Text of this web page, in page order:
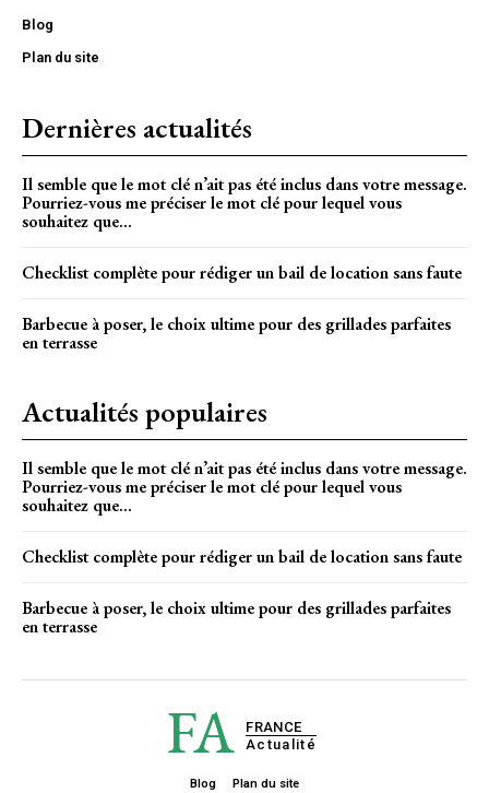
Blog
Plan du site
Dernières actualités
Il semble que le mot clé n’ait pas été inclus dans votre message.
Pourriez-vous me préciser le mot clé pour lequel vous
souhaitez que...
Checklist complète pour rédiger un bail de location sans faute
Barbecue à poser, le choix ultime pour des grillades parfaites
en terrasse
Actualités populaires
Il semble que le mot clé n’ait pas été inclus dans votre message.
Pourriez-vous me préciser le mot clé pour lequel vous
souhaitez que...
Checklist complète pour rédiger un bail de location sans faute
Barbecue à poser, le choix ultime pour des grillades parfaites
en terrasse
FA
FRANCE
Actualité
Blog Plan du site